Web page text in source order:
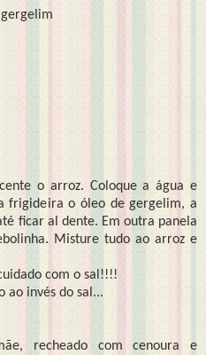
o arroz. Coloque a água e
frigideira o óleo de gergelim, a
ficar al dente. Em outra panela
Misture tudo ao arroz e
com o sal!!!!
ao invés do sal...
recheado com cenoura e